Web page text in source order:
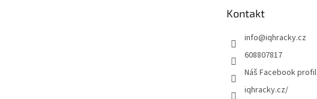
Kontakt
info@iqhracky.cz
608807817
Náš Facebook profil
iqhracky.cz/